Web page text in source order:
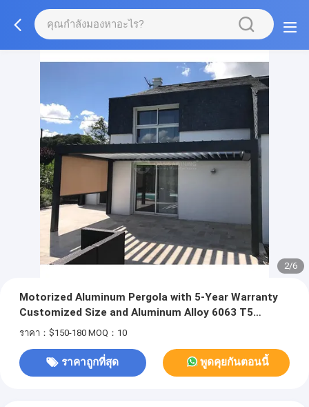
2/6
Motorized Aluminum Pergola with 5-Year Warranty
Customized Size and Aluminum Alloy 6063 T5
Construction
ราคา：$150-180 MOQ：10
ราคาถูกที่สุด พูดคุยกันตอนนี้